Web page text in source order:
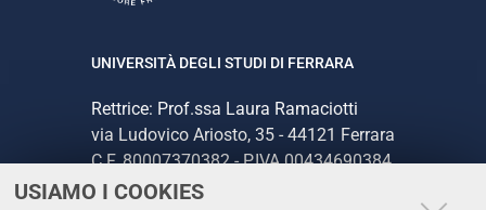
USIAMO I COOKIES
UNIVERSITÀ DEGLI STUDI DI FERRARA
Rettrice: Prof.ssa Laura Ramaciotti
via Ludovico Ariosto, 35 - 44121 Ferrara
C.F. 80007370382 - P.IVA 00434690384